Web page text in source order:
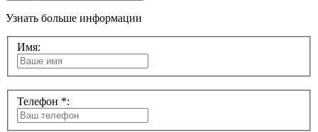
Узнать больше информации
Имя:
Телефон *: